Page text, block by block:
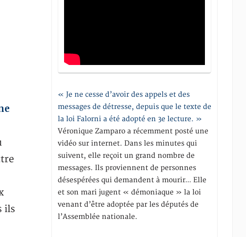
ils
« Je ne cesse d’avoir des appels et des
messages de détresse, depuis que le texte de
la loi Falorni a été adopté en 3e lecture. »
Véronique Zamparo a récemment posté une
vidéo sur internet. Dans les minutes qui
suivent, elle reçoit un grand nombre de
messages. Ils proviennent de personnes
désespérées qui demandent à mourir… Elle
et son mari jugent « démoniaque » la loi
venant d’être adoptée par les députés de
l’Assemblée nationale.